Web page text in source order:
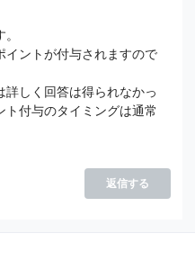
イントが付与されますので
詳しく回答は得られなかっ
ト付与のタイミングは通常
返信する